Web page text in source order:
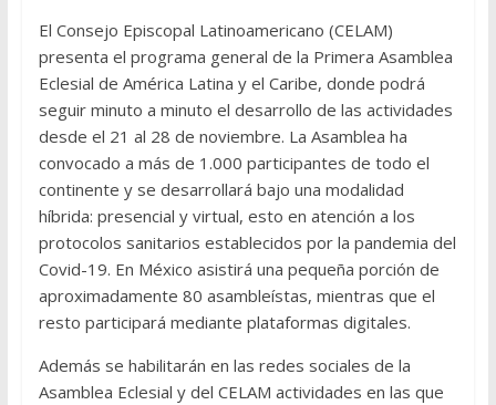
El Consejo Episcopal Latinoamericano (CELAM)
presenta el programa general de la Primera Asamblea
Eclesial de América Latina y el Caribe, donde podrá
seguir minuto a minuto el desarrollo de las actividades
desde el 21 al 28 de noviembre. La Asamblea ha
convocado a más de 1.000 participantes de todo el
continente y se desarrollará bajo una modalidad
híbrida: presencial y virtual, esto en atención a los
protocolos sanitarios establecidos por la pandemia del
Covid-19. En México asistirá una pequeña porción de
aproximadamente 80 asambleístas, mientras que el
resto participará mediante plataformas digitales.
Además se habilitarán en las redes sociales de la
Asamblea Eclesial y del CELAM actividades en las que